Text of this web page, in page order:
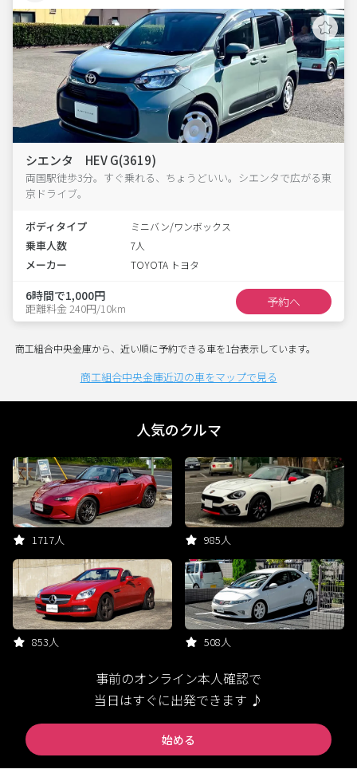
シエンタ HEV G(3619)
両国駅徒歩3分。すぐ乗れる、ちょうどいい。シエンタで広がる東
京ドライブ。
ボディタイプ ミニバン/ワンボックス
乗車人数 7人
メーカー TOYOTA トヨタ
6時間で1,000円
距離料金 240円/10km 予約へ
商工組合中央金庫から、近い順に予約できる車を1台表示しています。
商工組合中央金庫近辺の車をマップで見る
人気のクルマ
1717人 985人
853人 508人
事前のオンライン本人確認で
当日はすぐに出発できます ♪
始める